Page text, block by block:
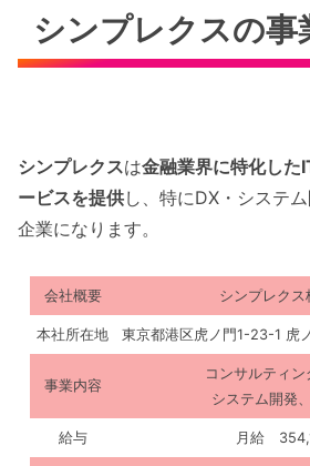
シンプレクスの事
シンプレクスは金融業界に特化した
ービスを提供し、特にDX・システ
企業になります。
会社概要 シンプレクス
本社所在地 東京都港区虎ノ門1-23-1 虎
事業内容
コンサルティン
システム開発
給与 月給